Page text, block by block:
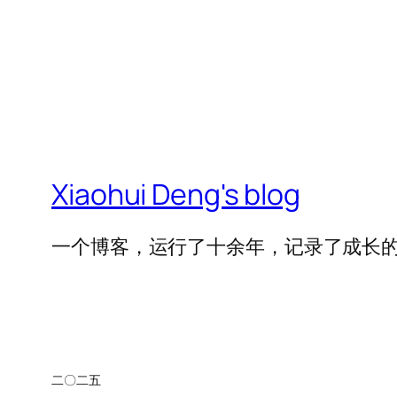
Xiaohui Deng's blog
一个博客，运行了十余年，记录了成长
二〇二五